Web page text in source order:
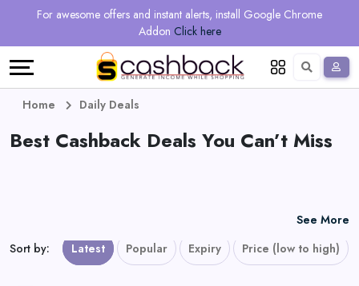
For awesome offers and instant alerts, install Google Chrome
Addon Click here
Regional
Online
Vouchers
Daily
Earn
Earn
Earn
Language
Deutsch
Home Daily Deals
Best Cashback Deals You Can’t Miss
See More
Sort by: Latest Popular Expiry Price (low to high)